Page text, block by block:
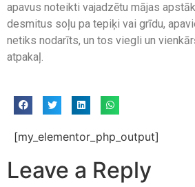
apavus noteikti vajadzētu mājas
desmitus soļu pa tepiķi vai grīdu,
netiks nodarīts, un tos viegli un
atpakaļ.
[my_elementor_php_output]
Leave a Reply